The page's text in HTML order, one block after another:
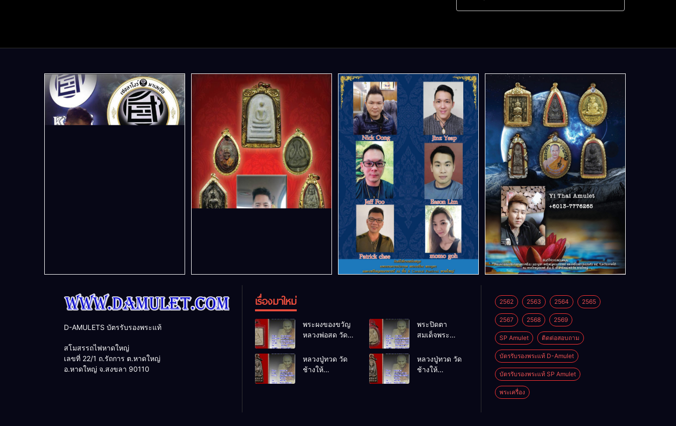
D-AMULETS บัตรรับรองพระแท้
สโมสรรถไฟหาดใหญ่
เลขที่ 22/1 ถ.รัถการ ต.หาดใหญ่
อ.หาดใหญ่ จ.สงขลา 90110
เรื่องมาใหม่
พระผงของขวัญ
หลวงพ่อสด วัด
พ.ศ.2514
พระปิดตา
สมเด็จพระ
บวรนิเวศวิหาร
พ.ศ.2523
หลวงปู่ทวด วัด
ช้างให้
หลวงปู่ทวด วัด
ช้างให้
2562 2563 2564 2565
2567 2568 2569
SP Amulet ติดต่อสอบถาม
บัตรรับรองพระแท้ D-Amulet
บัตรรับรองพระแท้ SP Amulet
พระเครื่อง